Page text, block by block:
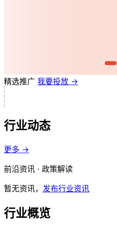
精选推广 我要投放 →
行业动态
更多 →
前沿资讯 · 政策解读
暂无资讯， 发布行业资讯
行业概览